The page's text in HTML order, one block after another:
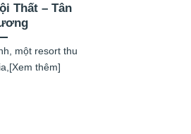
Thất – Tân
một resort thu
thêm]